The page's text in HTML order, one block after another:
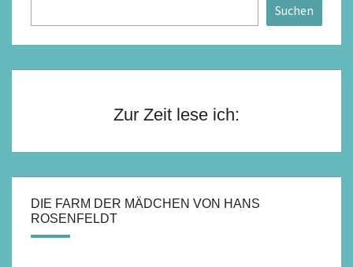
Suchen
Zur Zeit lese ich:
DIE FARM DER MÄDCHEN VON HANS
ROSENFELDT